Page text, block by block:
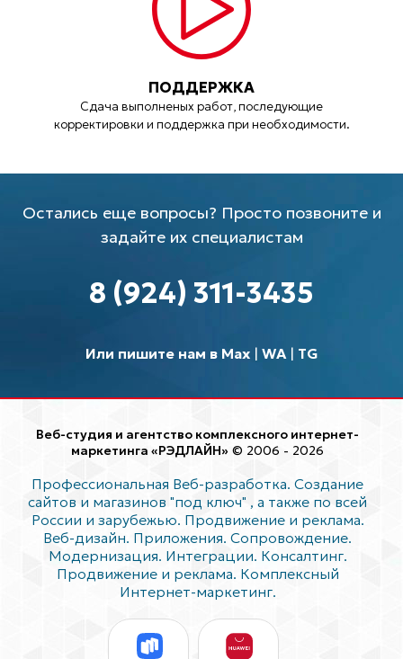
ПОДДЕРЖКА
Сдача выполненых работ, последующие
корректировки и поддержка при необходимости.
Остались еще вопросы? Просто позвоните и
задайте их специалистам
8 (924) 311-3435
Или пишите нам в Max| WA| TG
Веб-студия и агентство комплексного интернет-
маркетинга «РЭДЛАЙН» © 2006 - 2026
Профессиональная Веб-разработка. Создание
сайтов и магазинов "под ключ" , а также по всей
России и зарубежью. Продвижение и реклама.
Веб-дизайн. Приложения. Сопровождение.
Модернизация. Интеграции. Консалтинг.
Продвижение и реклама. Комплексный
Интернет-маркетинг.